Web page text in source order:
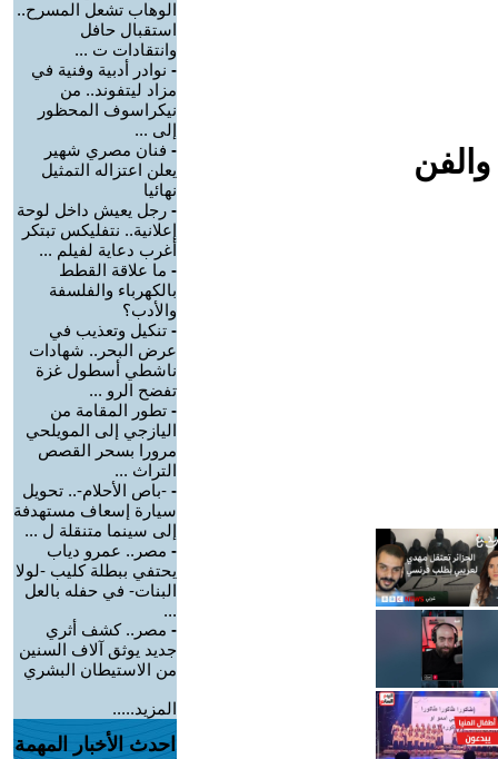
الوهاب تشعل المسرح..
استقبال حافل
وانتقادات ت ...
- نوادر أدبية وفنية في
مزاد ليتفوند.. من
نيكراسوف المحظور
إلى ...
- فنان مصري شهير
يعلن اعتزاله التمثيل
نهائيا
- رجل يعيش داخل لوحة
إعلانية.. نتفليكس تبتكر
أغرب دعاية لفيلم ...
- ما علاقة القطط
بالكهرباء والفلسفة
والأدب؟
- تنكيل وتعذيب في
عرض البحر.. شهادات
ناشطي أسطول غزة
تفضح الرو ...
- تطور المقامة من
اليازجي إلى المويلحي
مرورا بسحر القصص
التراث ...
- -باص الأحلام-.. تحويل
سيارة إسعاف مستهدفة
إلى سينما متنقلة ل ...
- مصر.. عمرو دياب
يحتفي ببطلة كليب -لولا
البنات- في حفله بالعل
...
- مصر.. كشف أثري
جديد يوثق آلاف السنين
من الاستيطان البشري
المزيد.....
احدث الأخبار المهمة